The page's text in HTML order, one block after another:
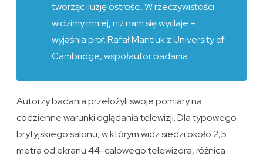
tworząc iluzję ostrości. W rzeczywistości
widzimy mniej, niż nam się wydaje –
wyjaśnia prof. Rafał Mantiuk z University of
Cambridge, współautor badania.
Autorzy badania przełożyli swoje pomiary na
codzienne warunki oglądania telewizji. Dla typowego
brytyjskiego salonu, w którym widz siedzi około 2,5
metra od ekranu 44-calowego telewizora, różnica